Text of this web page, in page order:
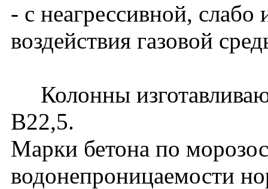
- с неагрессивной, слабо
воздействия газовой
Колонны
В22,5.
Марки бетона по
водонепроницаемости